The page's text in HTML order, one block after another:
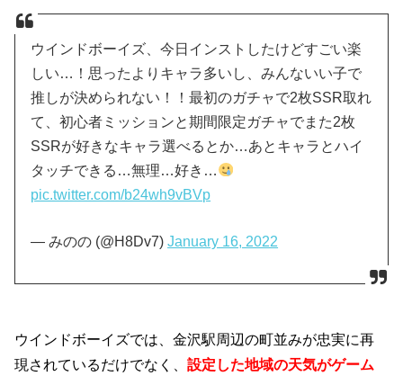
ウインドボーイズ、今日インストしたけどすごい楽
しい…！思ったよりキャラ多いし、みんないい子で
推しが決められない！！最初のガチャで2枚SSR取れ
て、初心者ミッションと期間限定ガチャでまた2枚
SSRが好きなキャラ選べるとか…あとキャラとハイ
タッチできる…無理…好き…
pic.twitter.com/b24wh9vBVp
— みのの (@H8Dv7)January 16, 2022
ウインドボーイズでは、金沢駅周辺の町並みが忠実に再
現されているだけでなく、設定した地域の天気がゲーム